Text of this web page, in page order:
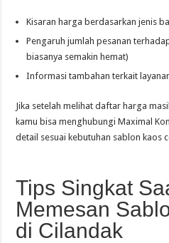
Kisaran harga berdasarkan jenis
Pengaruh jumlah pesanan
biasanya semakin hemat)
Informasi tambahan terkait
Jika setelah melihat daftar harga
kamu bisa menghubungi Maximal
detail sesuai kebutuhan sablon kaos
Tips Singkat
Memesan
di Cilandak